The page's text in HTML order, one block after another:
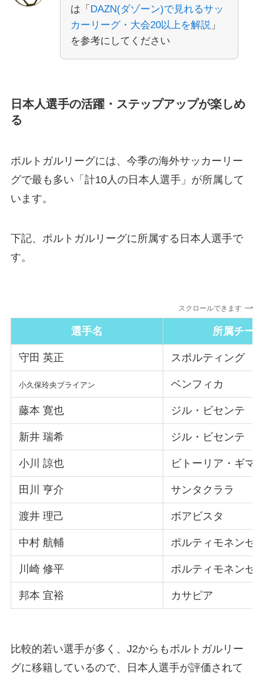
は「 DAZN(ダゾーン)で見れるサッ
カーリーグ・大会20以上を解説」
を参考にしてください
日本人選手の活躍・ステップアップが楽しめ
る
ポルトガルリーグには、今季の海外サッカーリー
グで最も多い「計10人の日本人選手」が所属して
います。
下記、ポルトガルリーグに所属する日本人選手で
す。
スクロールできます
選手名 所属チー
守田 英正 スポルティング
小久保玲央ブライアン ベンフィカ
藤本 寛也 ジル・ビセンテ
新井 瑞希 ジル・ビセンテ
小川 諒也 ビトーリア・ギマ
田川 亨介 サンタクララ
渡井 理己 ボアビスタ
中村 航輔 ポルティモネンセ
川崎 修平 ポルティモネンセ
邦本 宜裕 カサピア
比較的若い選手が多く、J2からもポルトガルリー
グに移籍しているので、日本人選手が評価されて